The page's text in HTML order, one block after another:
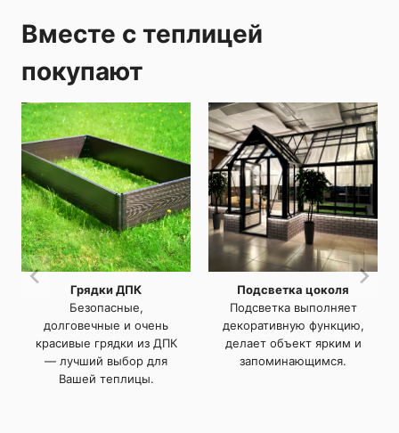
Вместе с теплицей
покупают
Грядки ДПК
Безопасные,
долговечные и очень
красивые грядки из ДПК
— лучший выбор для
Вашей теплицы.
Подсветка цоколя
Подсветка выполняет
декоративную функцию,
делает объект ярким и
запоминающимся.